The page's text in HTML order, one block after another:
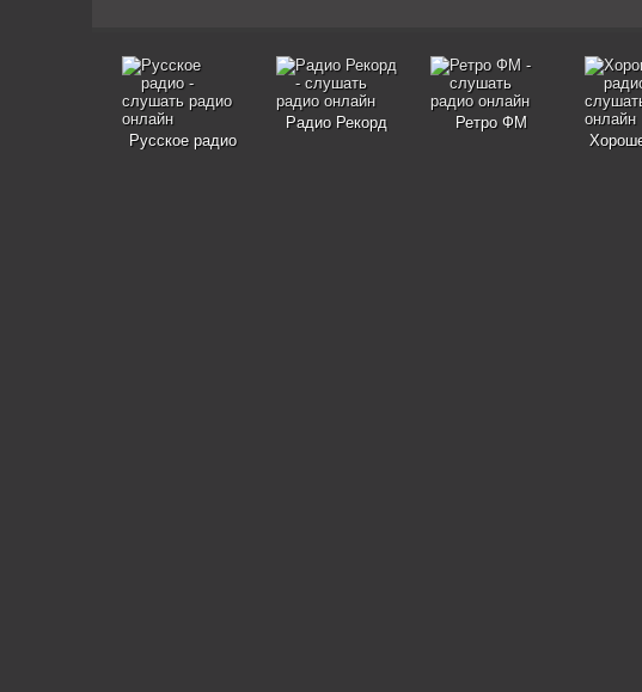
Русское радио
Радио Рекорд
Ретро ФМ